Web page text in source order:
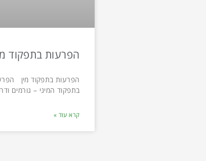
הפרעות בתפקוד
הפרעות בתפקוד מין
בתפקוד המיני – גורמים
קרא עוד »